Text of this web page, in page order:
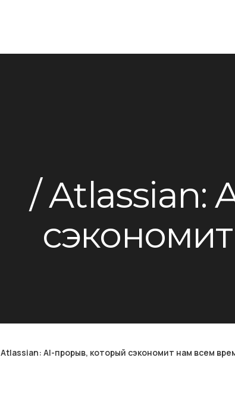
Atlassian:
Atlassian: AI-прорыв, который сэкономит нам всем